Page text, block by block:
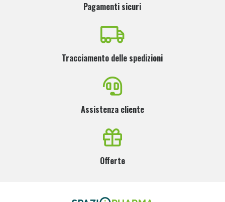
Pagamenti sicuri
Tracciamento delle spedizioni
Assistenza cliente
Offerte